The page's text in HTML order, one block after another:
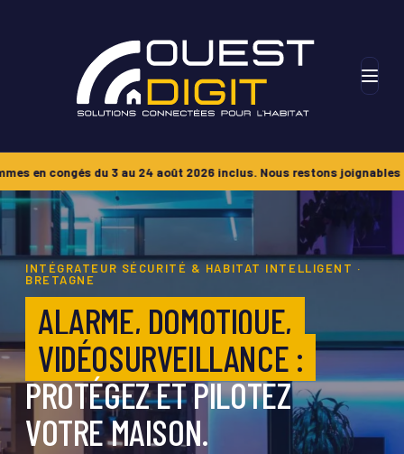
au 24 août 2026 inclus. Nous restons joignables pour le SAV et
INTÉGRATEUR SÉCURITÉ & HABITAT INTELLIGENT ·
BRETAGNE
ALARME, DOMOTIQUE,
VIDÉOSURVEILLANCE :
PROTÉGEZ ET PILOTEZ
VOTRE MAISON.